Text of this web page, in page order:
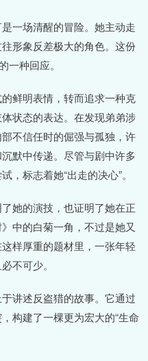
一场清醒的冒险。她主动走
形象反差极大的角色。这份
一种回应。
鲜明表情，转而追求一种克
状态的表达。在发现弟弟涉
不信任时的倔强与孤独，许
默中传递。尽管与剧中许多
，标志着她“出走的决心”。
她的演技，也证明了她在正
中的白菊一角，不过是她又
样厚重的题材里，一张年轻
不可少。
讲述反盗猎的故事。它通过
构建了一棵更为宏大的“生命